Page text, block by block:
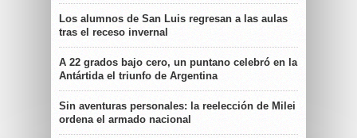
Los alumnos de San Luis regresan a las aulas
tras el receso invernal
A 22 grados bajo cero, un puntano celebró en la
Antártida el triunfo de Argentina
Sin aventuras personales: la reelección de Milei
ordena el armado nacional